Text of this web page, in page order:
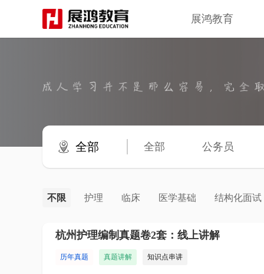
展鸿教育
全部 全部 公务员
不限 护理 临床 医学基础 结构化面试
杭州护理编制真题卷2套：线上讲解
历年真题 真题讲解 知识点串讲